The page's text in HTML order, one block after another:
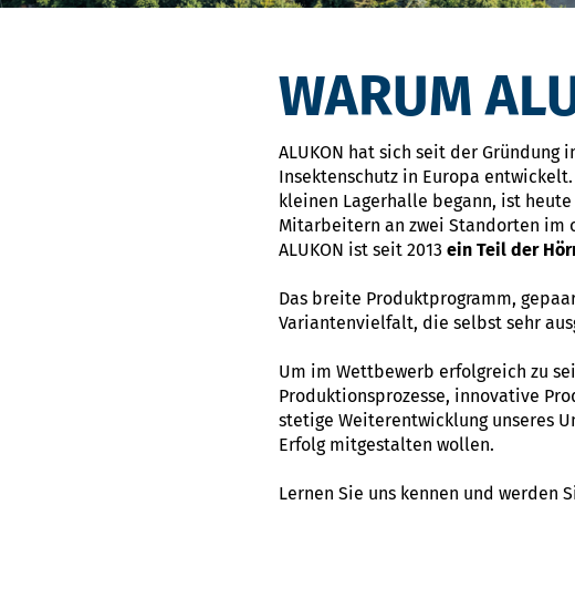
WARUM
ALUKON hat sich seit der Gründung
Insektenschutz in Europa
kleinen Lagerhalle begann, ist
Mitarbeitern an zwei Standorten im
ALUKON ist seit 2013 ein Teil der
Das breite Produktprogramm,
Variantenvielfalt, die selbst sehr
Um im Wettbewerb erfolgreich zu
Produktionsprozesse, innovative
stetige Weiterentwicklung unseres
Erfolg mitgestalten wollen.
Lernen Sie uns kennen und werden